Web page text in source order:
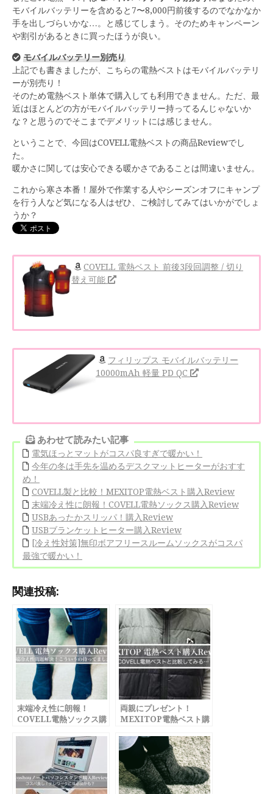
モバイルバッテリーを含めると7〜8,000円前後するのでなかなか
手を出しづらいかな…。と感じてしまう。そのためキャンペーン
や割引があるときに買ったほうが良い。
モバイルバッテリー別売り
上記でも書きましたが、こちらの電熱ベストはモバイルバッテリ
ーが別売り！
そのため電熱ベスト単体で購入しても利用できません。ただ、最
近はほとんどの方がモバイルバッテリー持ってるんじゃないか
な？と思うのでそこまでデメリットには感じません。
ということで、今回はCOVELL電熱ベストの商品Reviewでし
た。
暖かさに関しては安心できる暖かさであることは間違いません。
これから寒さ本番！屋外で作業する人やシーズンオフにキャンプ
を行う人など気になる人はぜひ、ご検討してみてはいかがでしょ
うか？
COVELL 電熱ベスト 前後3段回調整 / 切り
替え可能
フィリップス モバイルバッテリー
10000mAh 軽量 PD QC
あわせて読みたい記事
電気ほっとマットがコスパ良すぎで暖かい！
今年の冬は手先を温めるデスクマットヒーターがおすす
め！
COVELL製と比較！MEXITOP電熱ベスト購入Review
末端冷え性に朗報！COVELL電熱ソックス購入Review
USBあったかスリッパ！購入Review
USBブランケットヒーター購入Review
[冷え性対策]無印ボアフリースルームソックスがコスパ
最強で暖かい！
関連投稿:
末端冷え性に朗報！
COVELL電熱ソックス購
両親にプレゼント！
MEXITOP電熱ベスト購